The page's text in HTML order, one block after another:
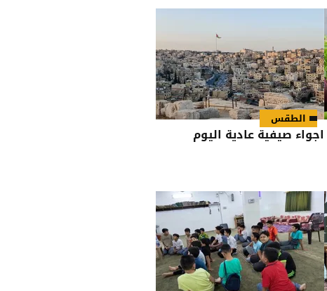
الطقس
اجواء صيفية عادية اليوم